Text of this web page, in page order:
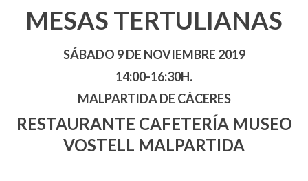
MESAS TERTULIANAS
SÁBADO 9 DE NOVIEMBRE 2019
14:00-16:30H.
MALPARTIDA DE CÁCERES
RESTAURANTE CAFETERÍA MUSEO
VOSTELL MALPARTIDA